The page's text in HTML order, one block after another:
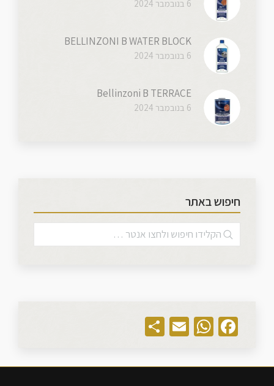
6 בנובמבר 2024
BELLINZONI B WATER BLOCK
6 בנובמבר 2024
Bellinzoni B TERRACE
6 בנובמבר 2024
חיפוש באתר
Facebook
WhatsApp
Email